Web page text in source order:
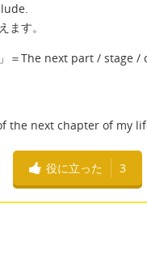
ます。
」＝The next part /
the next chapter of my
役に立った 3